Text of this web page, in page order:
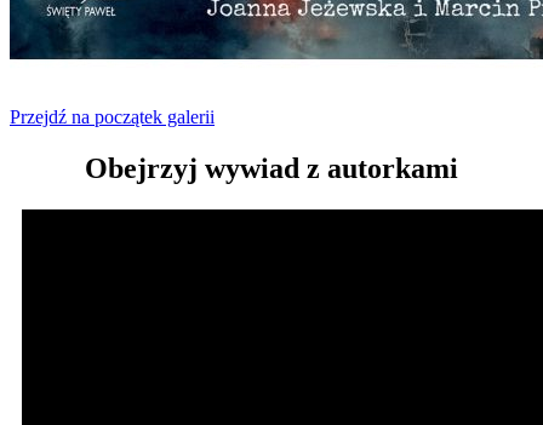
Przejdź na początek galerii
Obejrzyj wywiad z autorkami